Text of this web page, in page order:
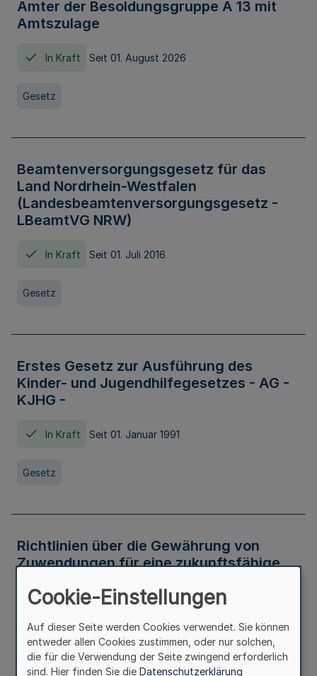
Ämter der Besoldungsgruppe A 13 mit
Amtszulage
In Kraft Seit 01. August 2026
Gesetz
Beamtenversorgungsgesetz für das
Land Nordrhein-Westfalen
(Landesbeamtenversorgungsgesetz -
LBeamtVG NRW)
In Kraft Seit 01. Juli 2016
Gesetz
Erstes Gesetz zur Ausführung des
Kinder- und Jugendhilfegesetzes - AG -
KJHG -
In Kraft Seit 01. Januar 1991
Gesetz
Richtlinien über die Gewährung von
Zuwendungen für eine zukunftsfähige
Nordrhein-Westfalen
In Kraft
Verwaltungsvorschrift
Cookie-Einstellungen
Auf dieser Seite werden Cookies verwendet. Sie können
entweder allen Cookies zustimmen, oder nur solchen,
die für die Verwendung der Seite zwingend erforderlich
sind. Hier finden Sie die Datenschutzerklärung